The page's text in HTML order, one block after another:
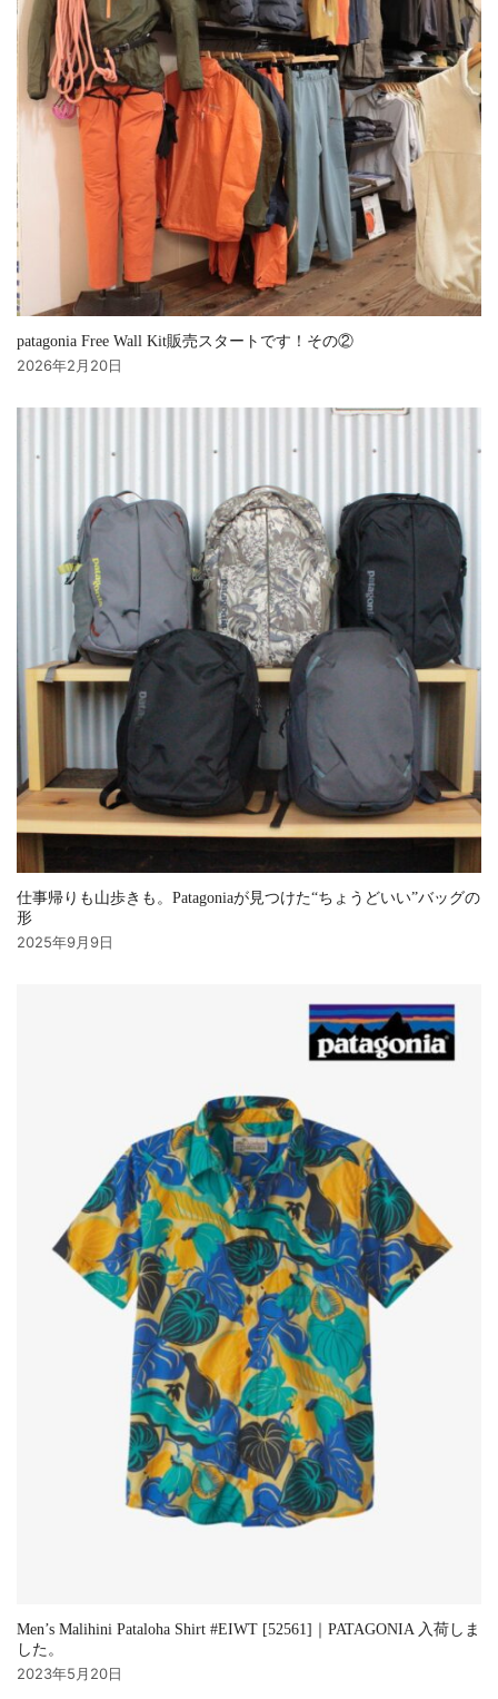
patagonia Free Wall Kit販売スタートです！その②
2026年2月20日
仕事帰りも山歩きも。Patagoniaが見つけた“ちょうどいい”バッグの
形
2025年9月9日
Men’s Malihini Pataloha Shirt #EIWT [52561]｜PATAGONIA 入荷しま
した。
2023年5月20日